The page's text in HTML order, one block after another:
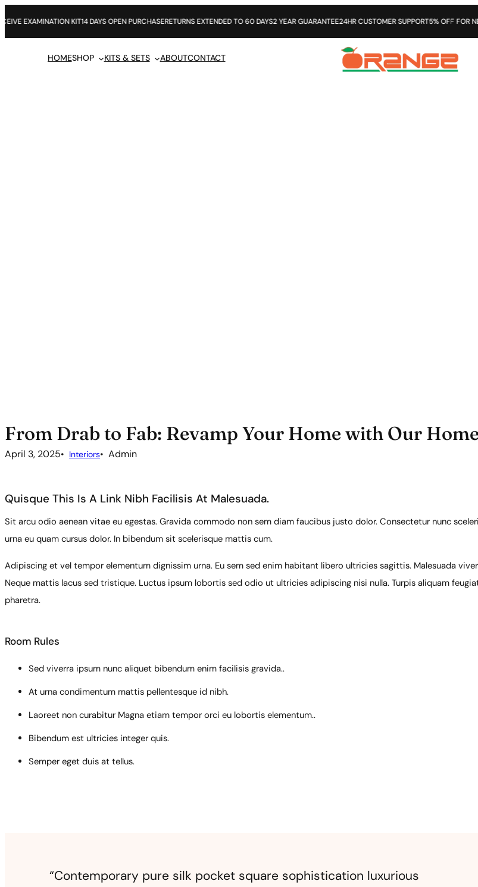
to OPEN PURCHASERETURNS EXTENDED TO 60 DAYS2 YEAR GUARANTEE24HR CUSTOMER SUPPORT5% OFF FOR NEW SUBSCRIBERS14 DAYS
HOMESHOP KITS & SETS ABOUTCONTACT
From Drab to Fab: Revamp Your Home with Our
April 3, 2025 Interiors Admin
Quisque This Is A Link Nibh Facilisis At Malesuada.
Sit arcu odio aenean vitae eu egestas. Gravida commodo non sem diam faucibus justo dolor. Consectetur nunc
urna eu quam cursus dolor. In bibendum sit scelerisque mattis cum.
Adipiscing et vel tempor elementum dignissim urna. Eu sem sed enim habitant libero ultricies sagittis. Malesuada
Neque mattis lacus sed tristique. Luctus ipsum lobortis sed odio ut ultricies adipiscing nisi nulla. Turpis aliquam
pharetra.
Room Rules
Sed viverra ipsum nunc aliquet bibendum enim facilisis gravida..
At urna condimentum mattis pellentesque id nibh.
Laoreet non curabitur Magna etiam tempor orci eu lobortis elementum..
Bibendum est ultricies integer quis.
Semper eget duis at tellus.
“Contemporary pure silk pocket square sophistication luxurious